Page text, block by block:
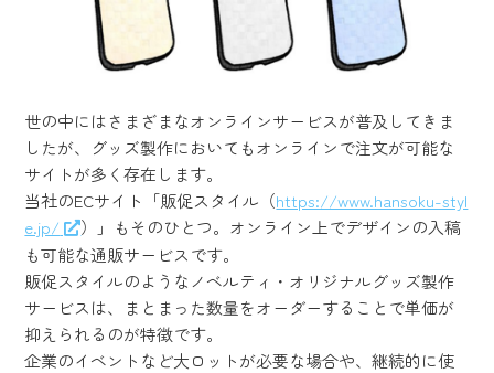
世の中にはさまざまなオンラインサービスが普及してきま
したが、グッズ製作においてもオンラインで注文が可能な
サイトが多く存在します。
当社のECサイト「販促スタイル（https://www.hansoku-styl
e.jp/
）」もそのひとつ。オンライン上でデザインの入稿
も可能な通販サービスです。
販促スタイルのようなノベルティ・オリジナルグッズ製作
サービスは、まとまった数量をオーダーすることで単価が
抑えられるのが特徴です。
企業のイベントなど大ロットが必要な場合や、継続的に使